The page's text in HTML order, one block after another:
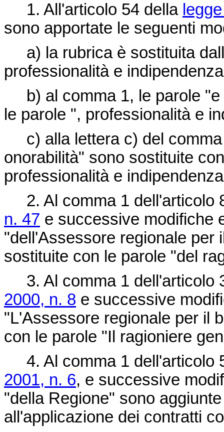
1. All'articolo 54 della
sono apportate le seguenti
a) la rubrica è sostituita
professionalità e
b) al comma 1, le parole "e
le parole ", professionalità e
c) alla lettera c) del comma
onorabilità" sono sostituite
professionalità e
2. Al comma 1 dell'articolo
n. 47 e successive modifiche
"dell'Assessore regionale per
sostituite con le parole "del
3. Al comma 1 dell'articolo
2000, n. 8 e successive
"L'Assessore regionale per il
con le parole "Il ragioniere
4. Al comma 1 dell'articolo
2001, n. 6, e successive
"della Regione" sono
all'applicazione dei contratti